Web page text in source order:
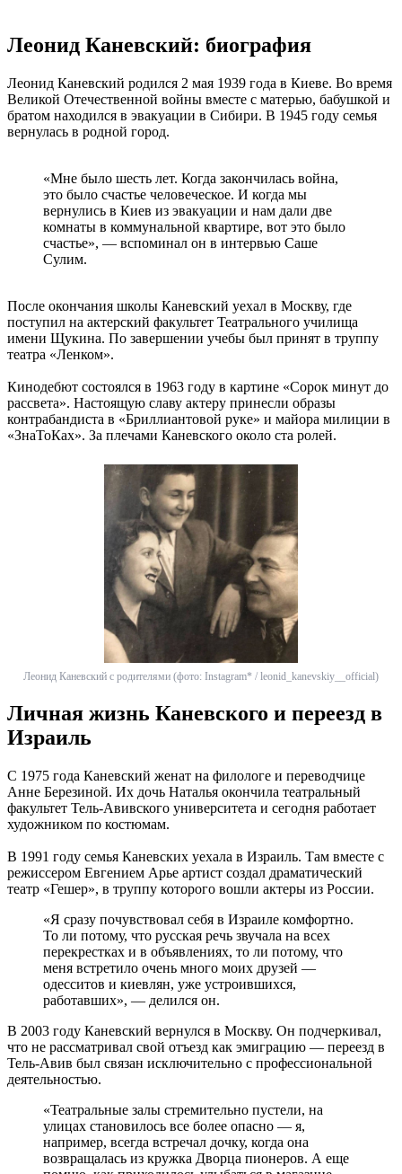
Леонид Каневский: биография
Леонид Каневский родился 2 мая 1939 года в Киеве. Во время
Великой Отечественной войны вместе с матерью, бабушкой и
братом находился в эвакуации в Сибири. В 1945 году семья
вернулась в родной город.
«Мне было шесть лет. Когда закончилась война,
это было счастье человеческое. И когда мы
вернулись в Киев из эвакуации и нам дали две
комнаты в коммунальной квартире, вот это было
счастье», — вспоминал он в интервью Саше
Сулим.
После окончания школы Каневский уехал в Москву, где
поступил на актерский факультет Театрального училища
имени Щукина. По завершении учебы был принят в труппу
театра «Ленком».
Кинодебют состоялся в 1963 году в картине «Сорок минут до
рассвета». Настоящую славу актеру принесли образы
контрабандиста в «Бриллиантовой руке» и майора милиции в
«ЗнаТоКах». За плечами Каневского около ста ролей.
Леонид Каневский с родителями (фото: Instagram* / leonid_kanevskiy__official)
Личная жизнь Каневского и переезд в
Израиль
С 1975 года Каневский женат на филологе и переводчице
Анне Березиной. Их дочь Наталья окончила театральный
факультет Тель-Авивского университета и сегодня работает
художником по костюмам.
В 1991 году семья Каневских уехала в Израиль. Там вместе с
режиссером Евгением Арье артист создал драматический
театр «Гешер», в труппу которого вошли актеры из России.
«Я сразу почувствовал себя в Израиле комфортно.
То ли потому, что русская речь звучала на всех
перекрестках и в объявлениях, то ли потому, что
меня встретило очень много моих друзей —
одесситов и киевлян, уже устроившихся,
работавших», — делился он.
В 2003 году Каневский вернулся в Москву. Он подчеркивал,
что не рассматривал свой отъезд как эмиграцию — переезд в
Тель-Авив был связан исключительно с профессиональной
деятельностью.
«Театральные залы стремительно пустели, на
улицах становилось все более опасно — я,
например, всегда встречал дочку, когда она
возвращалась из кружка Дворца пионеров. А еще